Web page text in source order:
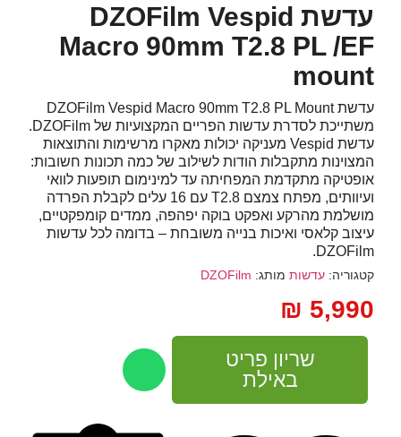
עדשת DZOFilm Vespid
Macro 90mm T2.8 PL /EF
mount
עדשת DZOFilm Vespid Macro 90mm T2.8 PL Mount
משתייכת לסדרת עדשות הפריים המקצועיות של DZOFilm.
עדשת Vespid מעניקה יכולות מאקרו מרשימות והתוצאות
המצוינות מתקבלות הודות לשילוב של כמה תכונות חשובות:
אופטיקה מתקדמת המפחיתה עד למינימום תופעות לוואי
ועיוותים, מפתח צמצם T2.8 עם 16 עלים לקבלת הפרדה
מושלמת מהרקע ואפקט בוקה יפהפה, ממדים קומפקטיים,
עיצוב קלאסי ואיכות בנייה משובחת – בדומה לכל עדשות
DZOFilm.
קטגוריה: עדשות מותג: DZOFilm
₪ 5,990
שריון פריט
באילת